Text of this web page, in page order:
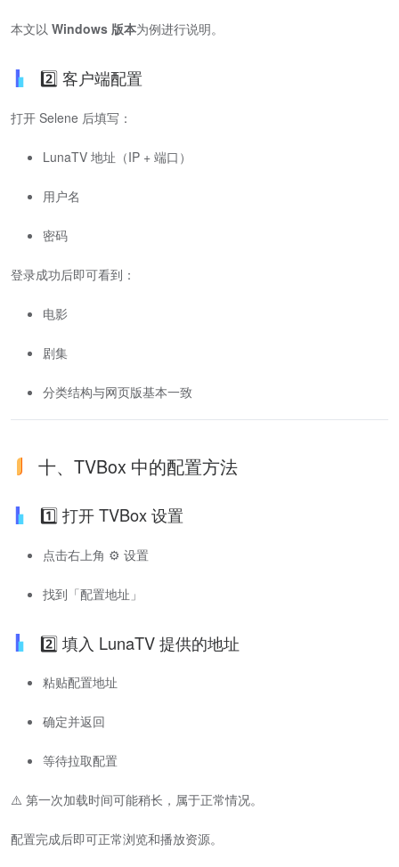
本文以 Windows 版本为例进行说明。
2️⃣ 客户端配置
打开 Selene 后填写：
LunaTV 地址（IP + 端口）
用户名
密码
登录成功后即可看到：
电影
剧集
分类结构与网页版基本一致
十、TVBox 中的配置方法
1️⃣ 打开 TVBox 设置
点击右上角 ⚙️ 设置
找到「配置地址」
2️⃣ 填入 LunaTV 提供的地址
粘贴配置地址
确定并返回
等待拉取配置
⚠️ 第一次加载时间可能稍长，属于正常情况。
配置完成后即可正常浏览和播放资源。